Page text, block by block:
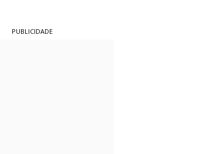
PUBLICIDADE